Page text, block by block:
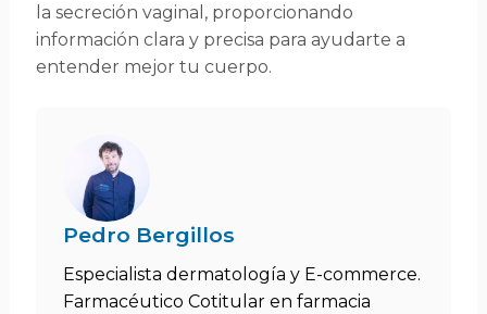
la secreción vaginal, proporcionando
información clara y precisa para ayudarte a
entender mejor tu cuerpo.
Pedro Bergillos
Especialista dermatología y E-commerce.
Farmacéutico Cotitular en farmacia